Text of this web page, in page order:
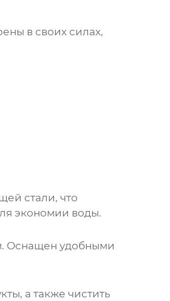
в своих силах,
стали, что
экономии воды.
Оснащен удобными
а также чистить